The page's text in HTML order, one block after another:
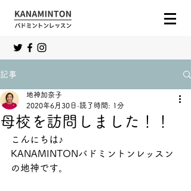
記事
母校を訪問しました！！
地神加奈子
2020年6月30日 読了時間: 1分
こんにちは♪
KANAMINTONバドミントンレッスン
の地神です。